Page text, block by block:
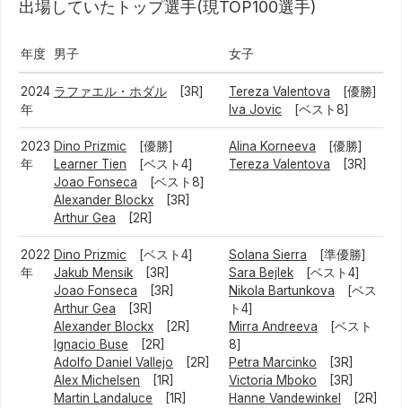
出場していたトップ選手(現TOP100選手)
年度 男子 女子
2024
年
ラファエル・ホダル [3R] Tereza Valentova [優勝]
Iva Jovic [ベスト8]
2023
年
Dino Prizmic [優勝]
Learner Tien [ベスト4]
Joao Fonseca [ベスト8]
Alexander Blockx [3R]
Arthur Gea [2R]
Alina Korneeva [優勝]
Tereza Valentova [3R]
2022
年
Dino Prizmic [ベスト4]
Jakub Mensik [3R]
Joao Fonseca [3R]
Arthur Gea [3R]
Alexander Blockx [2R]
Ignacio Buse [2R]
Adolfo Daniel Vallejo [2R]
Alex Michelsen [1R]
Martin Landaluce [1R]
Solana Sierra [準優勝]
Sara Bejlek [ベスト4]
Nikola Bartunkova [ベス
ト4]
Mirra Andreeva [ベスト
8]
Petra Marcinko [3R]
Victoria Mboko [3R]
Hanne Vandewinkel
[2R]